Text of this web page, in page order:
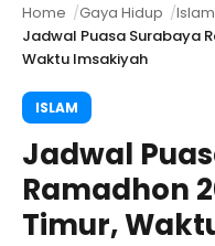
Home Gaya Hidup
Islam
Jadwal Puasa Surabaya
Waktu Imsakiyah
ISLAM
Jadwal
Ramadhon
Timur,